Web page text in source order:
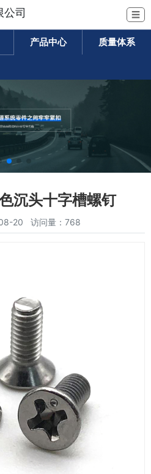
司 ☰
产品中心 质量体系
沉头十字槽螺钉
20 访问量：768